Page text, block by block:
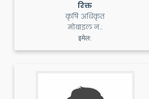
रिक्त
कृषि अधिकृत
मोबाइल नं.:
इमेल: